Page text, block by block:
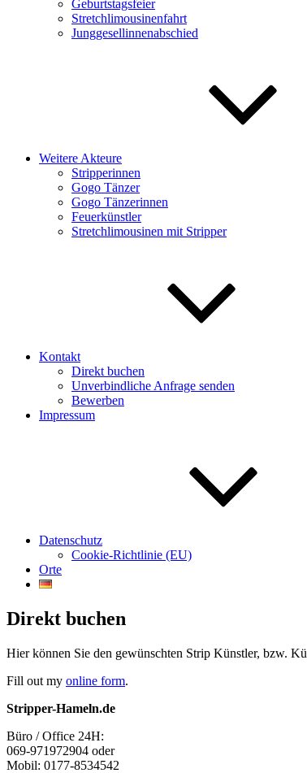
Geburtstagsfeier
Stretchlimousinenfahrt
Junggesellinnenabschied
Weitere Akteure
Stripperinnen
Gogo Tänzer
Gogo Tänzerinnen
Feuerkünstler
Stretchlimousinen mit Stripper
Kontakt
Direkt buchen
Unverbindliche Anfrage senden
Bewerben
Impressum
Datenschutz
Cookie-Richtlinie (EU)
Orte
Direkt buchen
Hier können Sie den gewünschten Strip Künstler, bzw.
Fill out my online form.
Stripper-Hameln.de
Büro / Office 24H:
069-971972904 oder
Mobil: 0177-8534542